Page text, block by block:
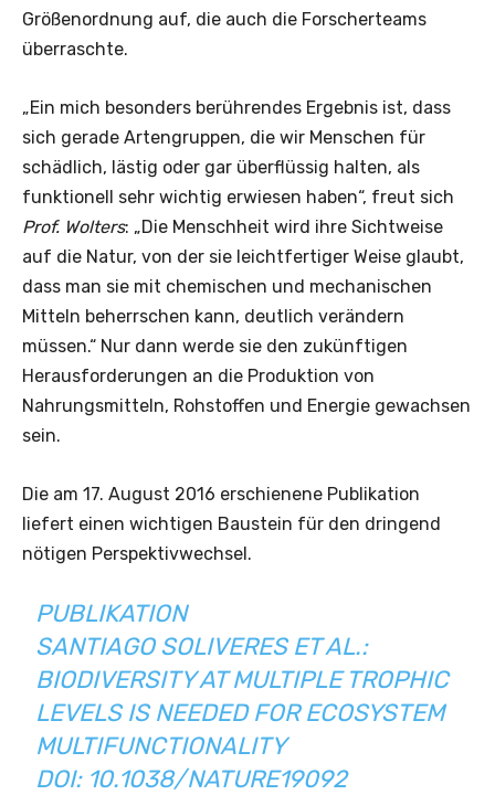
Größenordnung auf, die auch die Forscherteams
überraschte.
„Ein mich besonders berührendes Ergebnis ist, dass
sich gerade Artengruppen, die wir Menschen für
schädlich, lästig oder gar überflüssig halten, als
funktionell sehr wichtig erwiesen haben“, freut sich
Prof. Wolters: „Die Menschheit wird ihre Sichtweise
auf die Natur, von der sie leichtfertiger Weise glaubt,
dass man sie mit chemischen und mechanischen
Mitteln beherrschen kann, deutlich verändern
müssen.“ Nur dann werde sie den zukünftigen
Herausforderungen an die Produktion von
Nahrungsmitteln, Rohstoffen und Energie gewachsen
sein.
Die am 17. August 2016 erschienene Publikation
liefert einen wichtigen Baustein für den dringend
nötigen Perspektivwechsel.
PUBLIKATION
SANTIAGO SOLIVERES ET AL.:
BIODIVERSITY AT MULTIPLE TROPHIC
LEVELS IS NEEDED FOR ECOSYSTEM
MULTIFUNCTIONALITY
DOI: 10.1038/NATURE19092